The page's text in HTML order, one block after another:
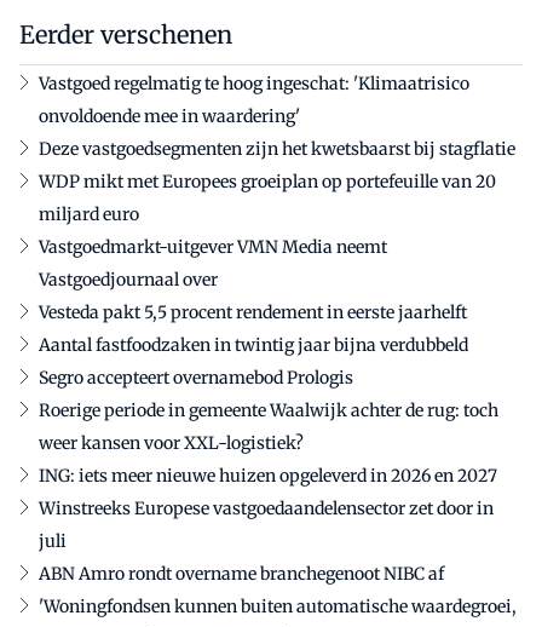
Eerder verschenen
Vastgoed regelmatig te hoog ingeschat: 'Klimaatrisico
onvoldoende mee in waardering'
Deze vastgoedsegmenten zijn het kwetsbaarst bij stagflatie
WDP mikt met Europees groeiplan op portefeuille van 20
miljard euro
Vastgoedmarkt-uitgever VMN Media neemt
Vastgoedjournaal over
Vesteda pakt 5,5 procent rendement in eerste jaarhelft
Aantal fastfoodzaken in twintig jaar bijna verdubbeld
Segro accepteert overnamebod Prologis
Roerige periode in gemeente Waalwijk achter de rug: toch
weer kansen voor XXL-logistiek?
ING: iets meer nieuwe huizen opgeleverd in 2026 en 2027
Winstreeks Europese vastgoedaandelensector zet door in
juli
ABN Amro rondt overname branchegenoot NIBC af
'Woningfondsen kunnen buiten automatische waardegroei,